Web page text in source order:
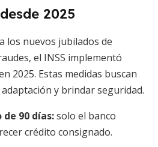
2025
los nuevos jubilados de
el INSS implementó
2025. Estas medidas buscan
y brindar seguridad.
90 días:solo el banco
crédito consignado.